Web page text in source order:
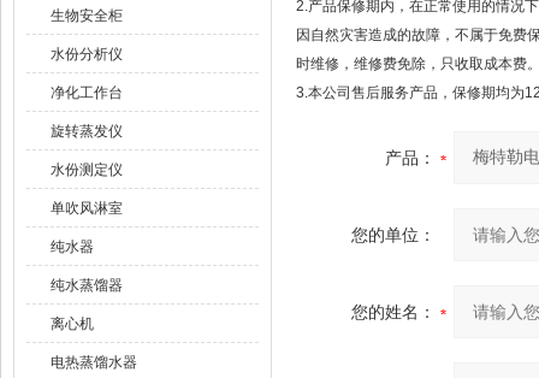
生物安全柜
水份分析仪
净化工作台
旋转蒸发仪
水份测定仪
单吹风淋室
纯水器
纯水蒸馏器
离心机
电热蒸馏水器
2.产品保修期内，在正常使用的情况
因自然灾害造成的故障，不属于免费
时维修，维修费免除，只收取成本费
3.本公司售后服务产品，保修期均为
产品：
您的单位：
您的姓名：